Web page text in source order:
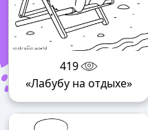
419
«Лабубу на отдыхе»